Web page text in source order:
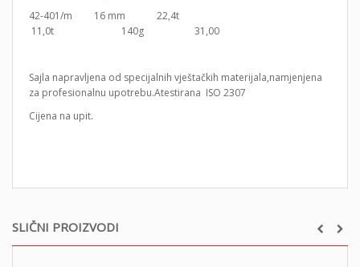
SLIČNI PROIZVODI
42-401/m 16 mm 22,4t
11,0t 140g 31,00
Sajla napravljena od specijalnih vještačkih materijala,namjenjena
za profesionalnu upotrebu.Atestirana ISO 2307
Cijena na upit.